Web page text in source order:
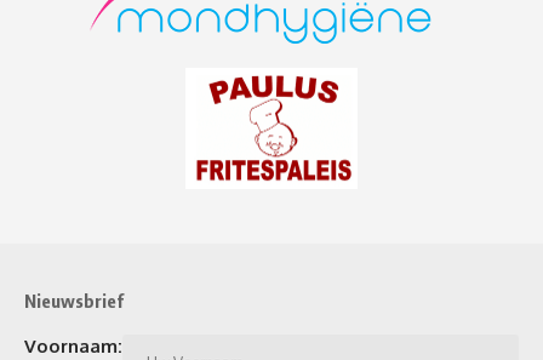
Nieuwsbrief
Voornaam: